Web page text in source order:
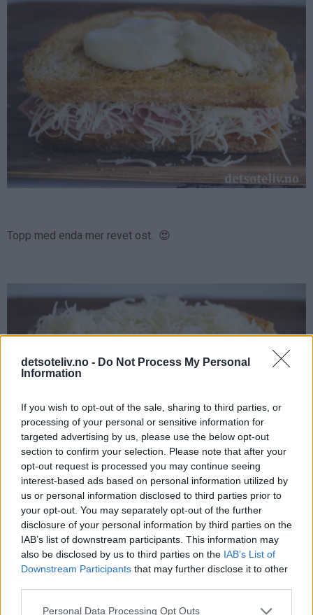
detsoteliv.no - Do Not Process My Personal
Information
If you wish to opt-out of the sale, sharing to third parties, or
processing of your personal or sensitive information for
targeted advertising by us, please use the below opt-out
section to confirm your selection. Please note that after your
opt-out request is processed you may continue seeing
interest-based ads based on personal information utilized by
us or personal information disclosed to third parties prior to
your opt-out. You may separately opt-out of the further
disclosure of your personal information by third parties on the
IAB’s list of downstream participants. This information may
also be disclosed by us to third parties on the IAB’s List of
Downstream Participants that may further disclose it to other
Personal Data Processing Opt Outs
Topp med enda mer revet ost. 😍
Dryss over provencekrydder til slutt.
Legg ostesmørbrødene på en stekeplate.